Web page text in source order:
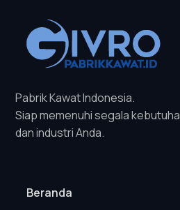
Pabrik Kawat Indonesia.
Siap memenuhi segala
dan industri Anda.
Beranda